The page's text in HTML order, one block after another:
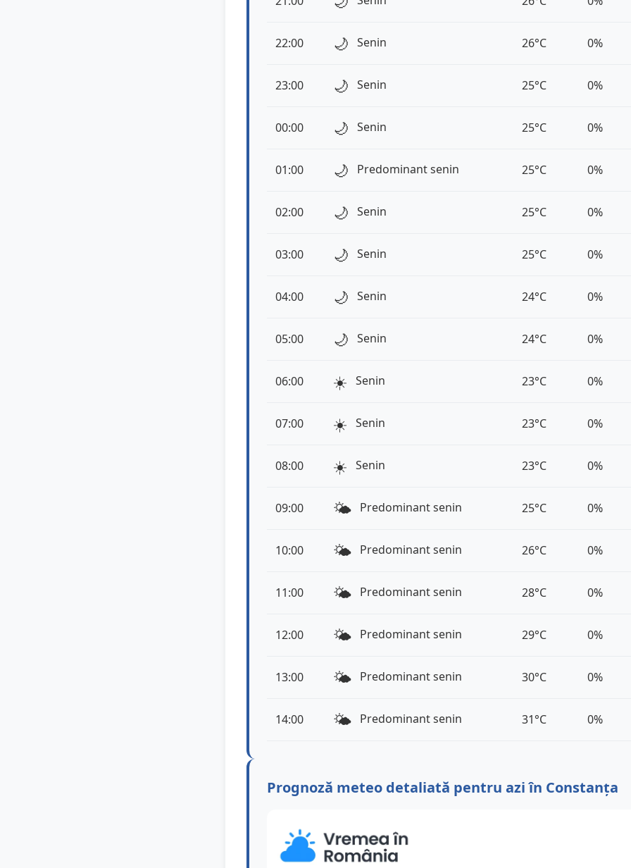
22:00 🌙 Senin 26°C 0%
23:00 🌙 Senin 25°C 0%
00:00 🌙 Senin 25°C 0%
01:00 🌙 Predominant senin 25°C 0%
02:00 🌙 Senin 25°C 0%
03:00 🌙 Senin 25°C 0%
04:00 🌙 Senin 24°C 0%
05:00 🌙 Senin 24°C 0%
06:00 ☀️ Senin 23°C 0%
07:00 ☀️ Senin 23°C 0%
08:00 ☀️ Senin 23°C 0%
09:00 🌤️ Predominant senin 25°C 0%
10:00 🌤️ Predominant senin 26°C 0%
11:00 🌤️ Predominant senin 28°C 0%
12:00 🌤️ Predominant senin 29°C 0%
13:00 🌤️ Predominant senin 30°C 0%
14:00 🌤️ Predominant senin 31°C 0%
Prognoză meteo detaliată pentru azi în Constanța